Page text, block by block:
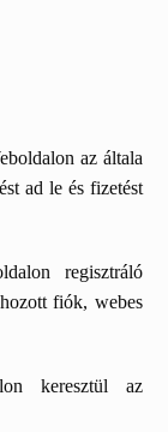
az általa
ad le és fizetést
regisztráló
fiók, webes
keresztül az